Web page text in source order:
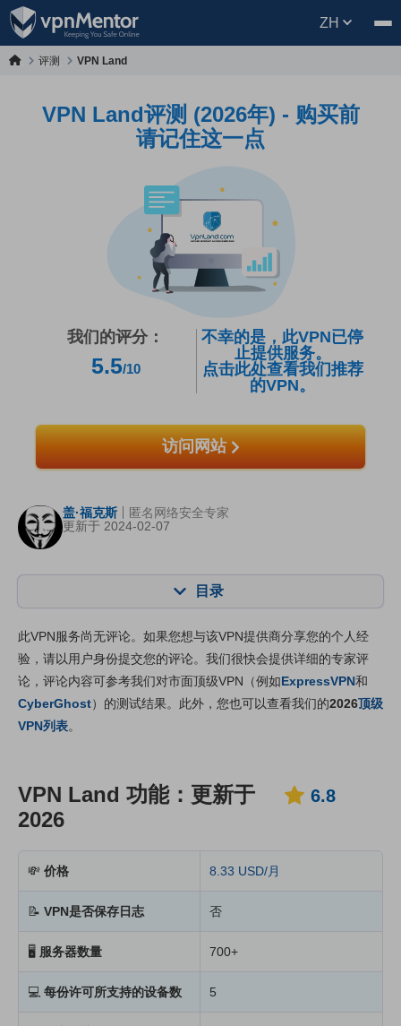
ZH
评测 VPN Land
VPN Land评测 (2026年) - 购买前
请记住这一点
我们的评分：
5.5/10
不幸的是，此VPN已停
止提供服务。
点击此处查看我们推荐
的VPN。
访问网站
盖·福克斯
更新于 2024-02-07
匿名网络安全专家
目录
核心功能 6.8
安装与应用程序 7.4
定价
此VPN服务尚无评论。如果您想与该VPN提供商分享您的个人经
验，请以用户身份提交您的评论。我们很快会提供详细的专家评
论，评论内容可参考我们对市面顶级VPN（例如ExpressVPN和
CyberGhost）的测试结果。此外，您也可以查看我们的2026顶级
VPN列表。
VPN Land 功能：更新于
2026
6.8
💸 价格 8.33 USD/月
📝 VPN是否保存日志 否
🖥 服务器数量 700+
💻 每份许可所支持的设备数 5